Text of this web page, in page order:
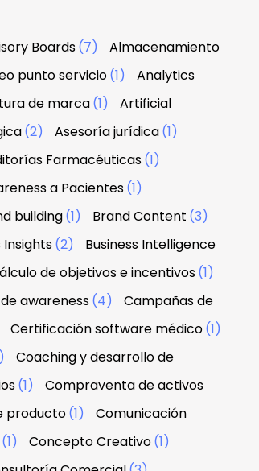
Boards(7)
Almacenamiento
punto servicio(1)
Analytics
de marca(1)
Artificial
(2) Asesoría jurídica(1)
Farmacéuticas(1)
a Pacientes(1)
building(1) Brand Content (3)
Insights(2)
Business Intelligence
de objetivos e incentivos(1)
awareness(4)
Campañas de
Certificación software médico(1)
Coaching y desarrollo de
(1)
Compraventa de activos
producto(1)
Comunicación
(1) Concepto Creativo(1)